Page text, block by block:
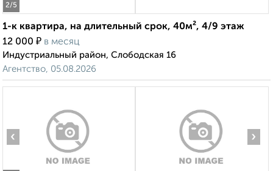
2/5
1-к квартира, на длительный срок, 40м², 4/9 этаж
12 000 ₽ в месяц
Индустриальный район, Слободская 16
Агентство, 05.08.2026
‹ ›